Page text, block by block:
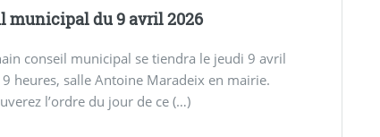
municipal du 9 avril 2026
conseil municipal se tiendra le jeudi 9 avril
heures, salle Antoine Maradeix en mairie.
l’ordre du jour de ce (…)